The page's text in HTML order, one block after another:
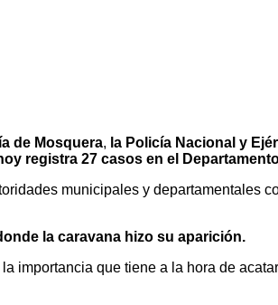
de Mosquera, la Policía Nacional y
registra 27 casos en el
municipales y departamentales
la caravana hizo su aparición.
importancia que tiene a la hora de